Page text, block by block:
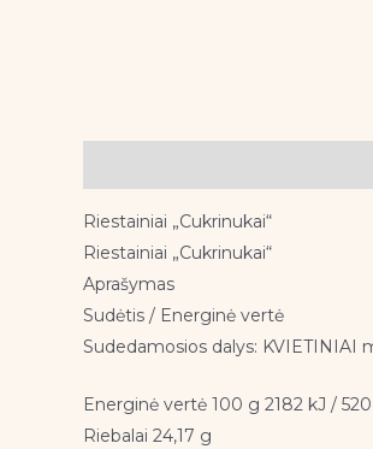
Riestainiai „Cukrinukai“
Riestainiai „Cukrinukai“
Aprašymas
Sudėtis / Energinė vertė
Sudedamosios dalys: KVIETINIAI
Energinė vertė 100 g 2182 kJ / 520
Riebalai 24,17 g